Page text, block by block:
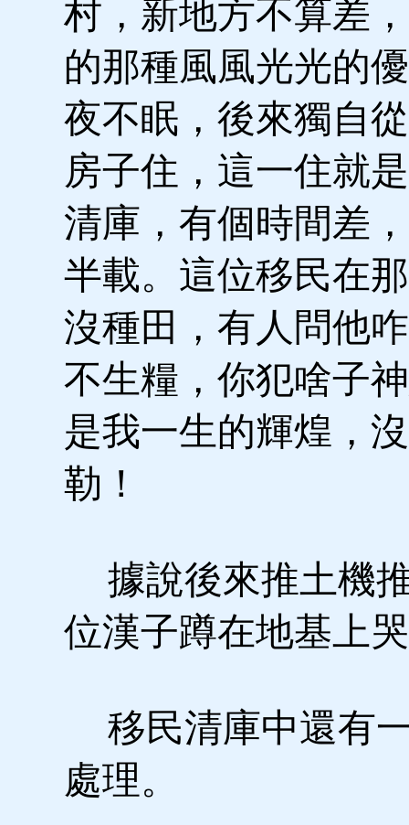
村，新地方不算差
的那種風風光光的
夜不眠，後來獨自
房子住，這一住就
清庫，有個時間差
半載。這位移民在
沒種田，有人問他
不生糧，你犯啥子
是我一生的輝煌，
勒！
據說後來推土機
位漢子蹲在地基上
移民清庫中還有
處理。